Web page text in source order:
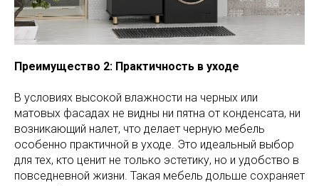
Преимущество 2: Практичность в уходе
В условиях высокой влажности на черных или
матовых фасадах не видны ни пятна от конденсата, ни
возникающий налет, что делает черную мебель
особенно практичной в уходе. Это идеальный выбор
для тех, кто ценит не только эстетику, но и удобство в
повседневной жизни. Такая мебель дольше сохраняет